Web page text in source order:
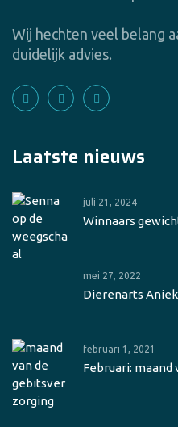
Wij hechten veel belang
duidelijk advies.
Laatste nieuws
juli 21, 2024
Winnaars
mei 27, 2022
Dierenarts
februari 1, 2021
Februari: